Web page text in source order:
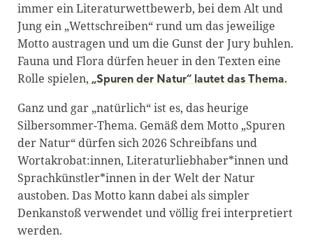
immer ein Literaturwettbewerb, bei dem Alt und
Jung ein „Wettschreiben“ rund um das jeweilige
Motto austragen und um die Gunst der Jury buhlen.
Fauna und Flora dürfen heuer in den Texten eine
Rolle spielen, „Spuren der Natur“ lautet das Thema.
Ganz und gar „natürlich“ ist es, das heurige
Silbersommer-Thema. Gemäß dem Motto „Spuren
der Natur“ dürfen sich 2026 Schreibfans und
Wortakrobat:innen, Literaturliebhaber*innen und
Sprachkünstler*innen in der Welt der Natur
austoben. Das Motto kann dabei als simpler
Denkanstoß verwendet und völlig frei interpretiert
werden.
Glossar
Downloads
Suche